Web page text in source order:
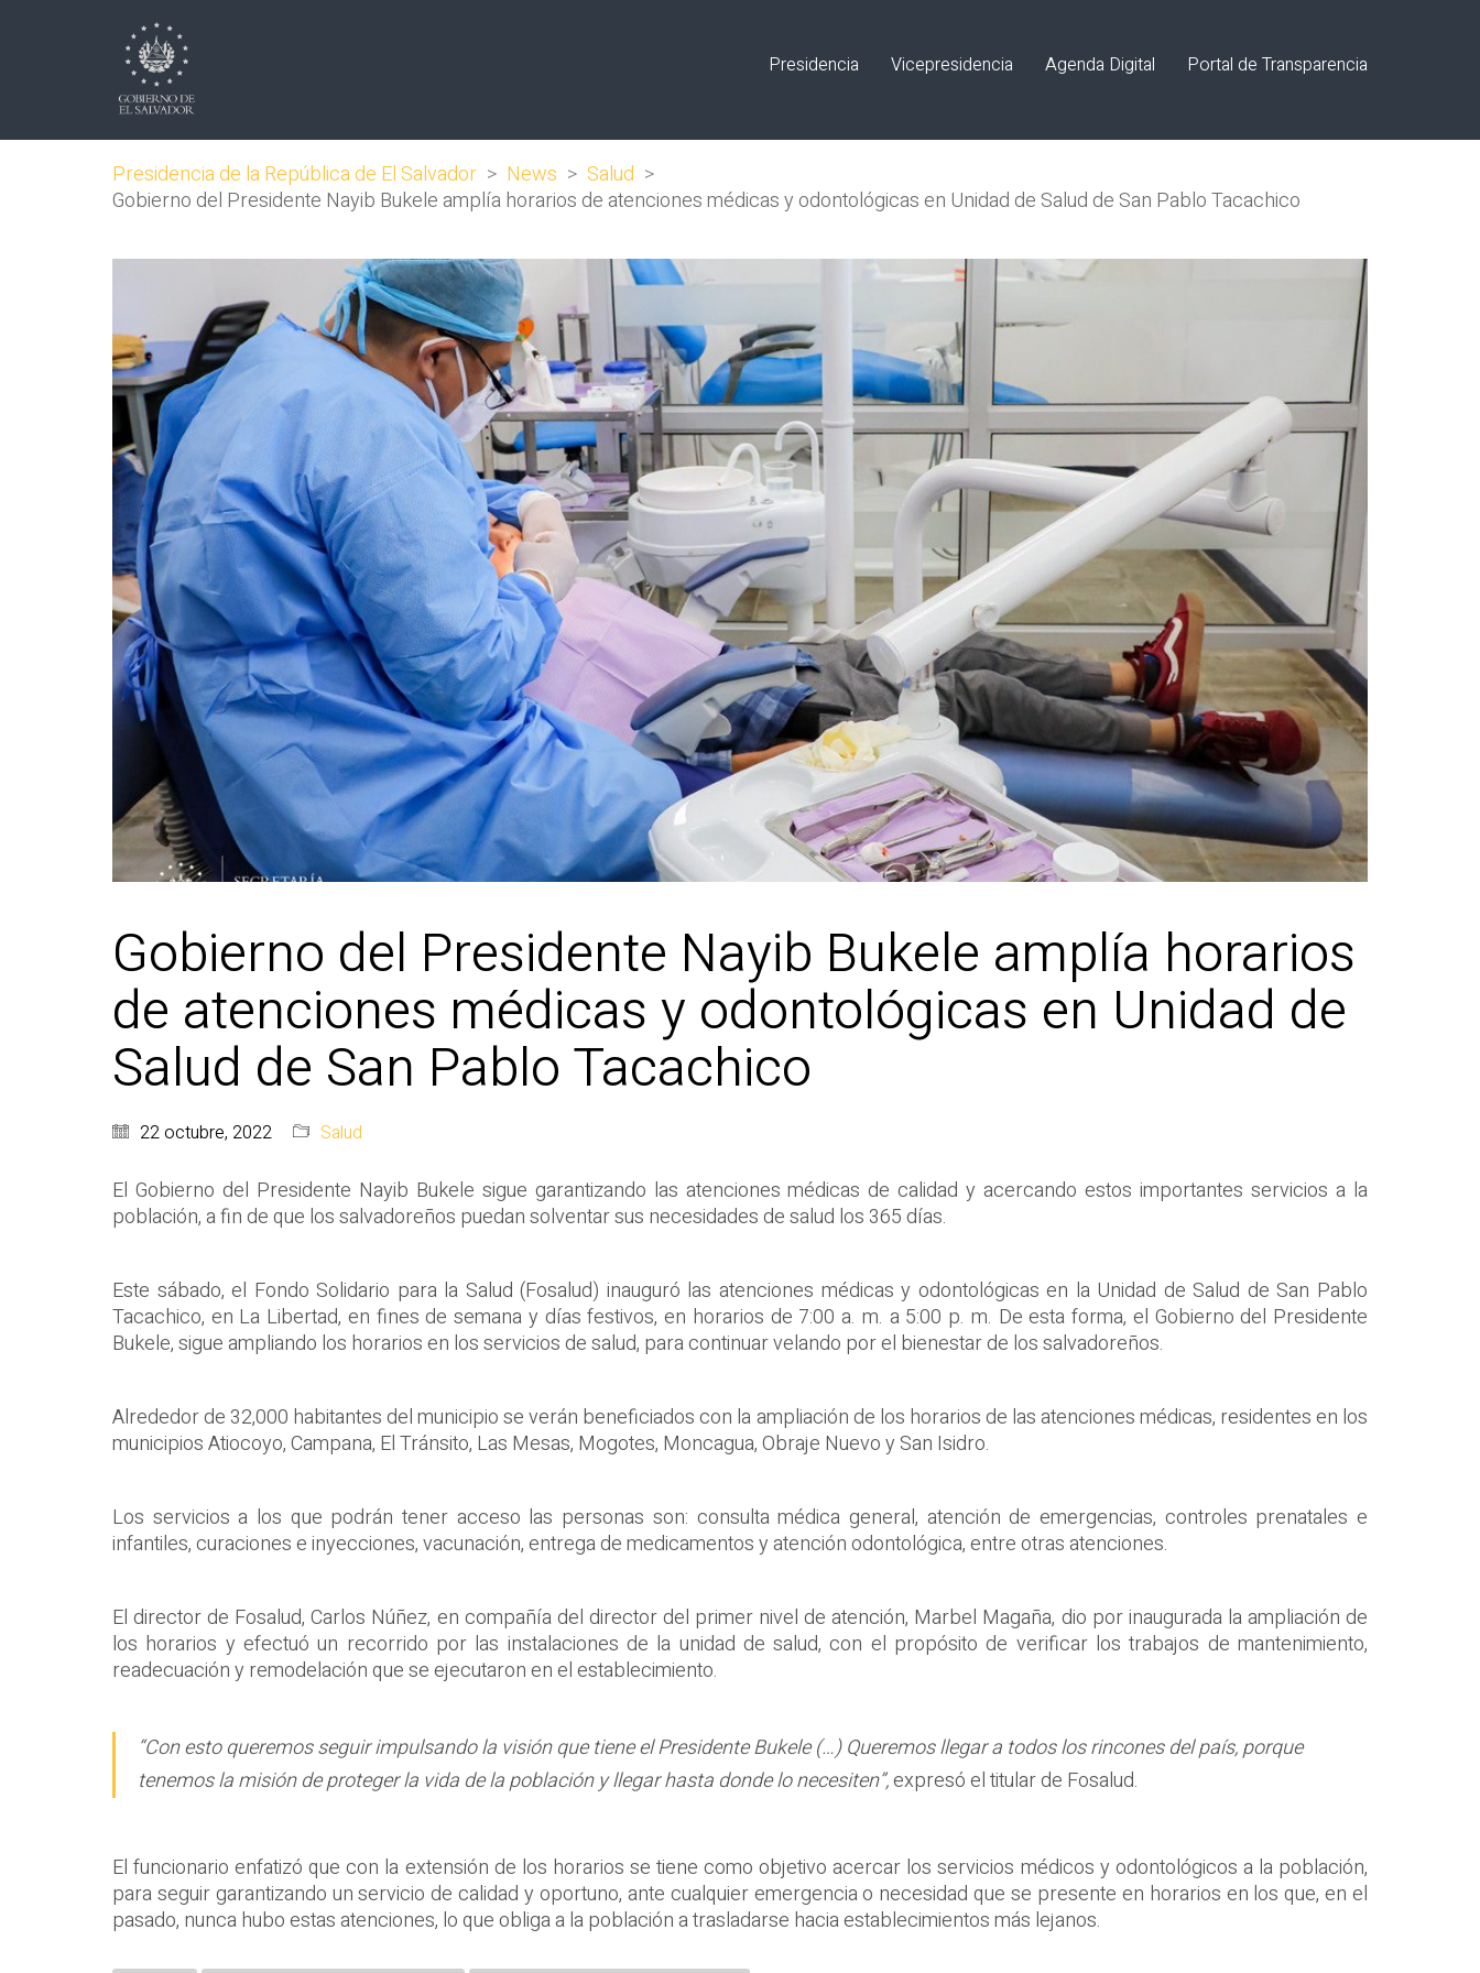
Presidencia Vicepresidencia Agenda Digital Portal de Transparencia
Presidencia de la República de El Salvador > News > Salud >
Gobierno del Presidente Nayib Bukele amplía horarios de atenciones médicas y odontológicas en Unidad de Salud de San Pablo Tacachico
Gobierno del Presidente Nayib Bukele amplía horarios
de atenciones médicas y odontológicas en Unidad de
Salud de San Pablo Tacachico
22 octubre, 2022 Salud
El Gobierno del Presidente Nayib Bukele sigue garantizando las atenciones médicas de calidad y acercando estos importantes servicios a la
población, a fin de que los salvadoreños puedan solventar sus necesidades de salud los 365 días.
Este sábado, el Fondo Solidario para la Salud (Fosalud) inauguró las atenciones médicas y odontológicas en la Unidad de Salud de San Pablo
Tacachico, en La Libertad, en fines de semana y días festivos, en horarios de 7:00 a. m. a 5:00 p. m. De esta forma, el Gobierno del Presidente
Bukele, sigue ampliando los horarios en los servicios de salud, para continuar velando por el bienestar de los salvadoreños.
Alrededor de 32,000 habitantes del municipio se verán beneficiados con la ampliación de los horarios de las atenciones médicas, residentes en los
municipios Atiocoyo, Campana, El Tránsito, Las Mesas, Mogotes, Moncagua, Obraje Nuevo y San Isidro.
Los servicios a los que podrán tener acceso las personas son: consulta médica general, atención de emergencias, controles prenatales e
infantiles, curaciones e inyecciones, vacunación, entrega de medicamentos y atención odontológica, entre otras atenciones.
El director de Fosalud, Carlos Núñez, en compañía del director del primer nivel de atención, Marbel Magaña, dio por inaugurada la ampliación de
los horarios y efectuó un recorrido por las instalaciones de la unidad de salud, con el propósito de verificar los trabajos de mantenimiento,
readecuación y remodelación que se ejecutaron en el establecimiento.
“Con esto queremos seguir impulsando la visión que tiene el Presidente Bukele (…) Queremos llegar a todos los rincones del país, porque
tenemos la misión de proteger la vida de la población y llegar hasta donde lo necesiten”,expresó el titular de Fosalud.
El funcionario enfatizó que con la extensión de los horarios se tiene como objetivo acercar los servicios médicos y odontológicos a la población,
para seguir garantizando un servicio de calidad y oportuno, ante cualquier emergencia o necesidad que se presente en horarios en los que, en el
pasado, nunca hubo estas atenciones, lo que obliga a la población a trasladarse hacia establecimientos más lejanos.